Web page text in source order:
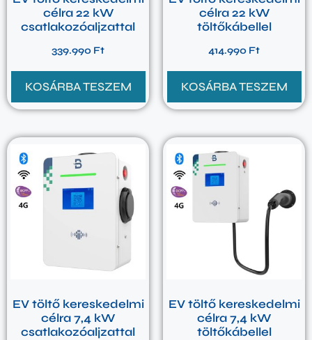
célra 22 kW
csatlakozóaljzattal
339.990 Ft
KOSÁRBA TESZEM
célra 22 kW
töltőkábellel
414.990 Ft
KOSÁRBA TESZEM
EV töltő kereskedelmi
célra 7,4 kW
csatlakozóaljzattal
EV töltő kereskedelmi
célra 7,4 kW
töltőkábellel